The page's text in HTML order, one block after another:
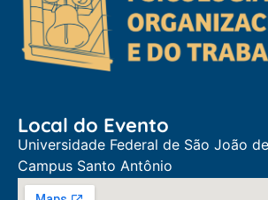
Local do Evento
Universidade Federal de São João
Campus Santo Antônio